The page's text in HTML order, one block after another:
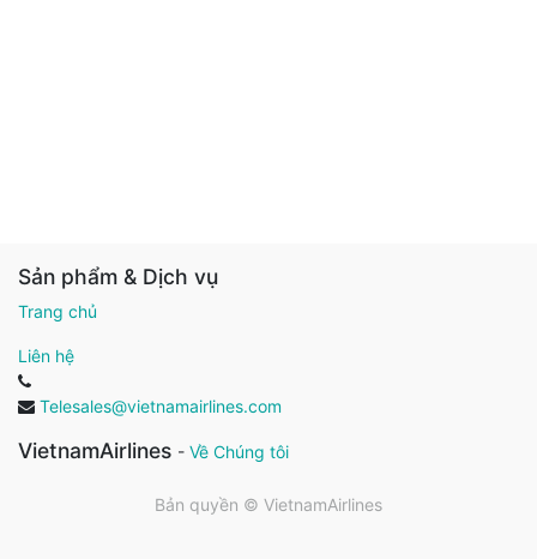
Sản phẩm & Dịch vụ
Trang chủ
Liên hệ
Telesales@vietnamairlines.com
VietnamAirlines - Về Chúng tôi
Bản quyền © VietnamAirlines